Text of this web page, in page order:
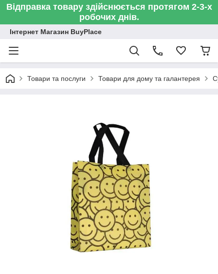
Відправка товару здійснюється протягом 2-3-х
робочих днів.
Інтернет Магазин BuyPlace
Товари та послуги Товари для дому та галантерея